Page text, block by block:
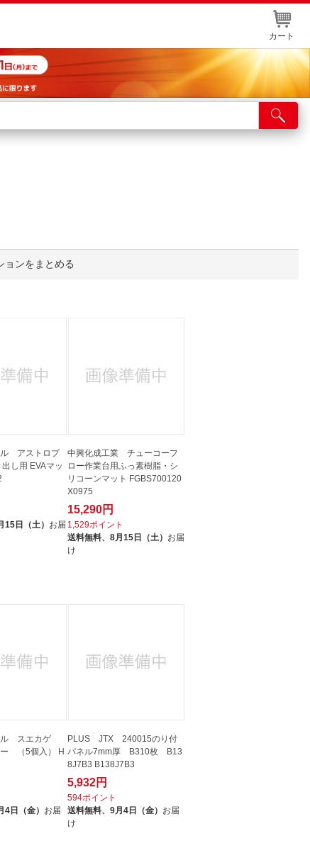
カート
報・店舗一覧
ョンをまとめる
ル アストロプ
し用 EVAマッ
15日（土） お届
中興化成工業 チューコーフ
ロー作業台用ふっ素樹脂・シ
リコーンマット FGBS700120
X0975
15,290円
1,529ポイント
送料無料、 8月15日（土） お届
け
ル スエカゲ
ー （5個入） H
4日（金） お届
PLUS JTX 240015のり付
パネル7mm厚 B310枚 B13
8J7B3 B138J7B3
5,932円
594ポイント
送料無料、 9月4日（金） お届
け